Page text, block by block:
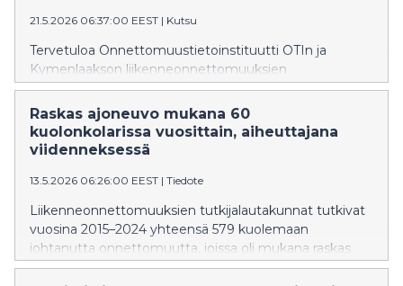
klo 11 Pohjola-taloon 8. kerrokseen,
Kauppamiehenkatu 4, Kouvola.
21.5.2026 06:37:00 EEST | Kutsu
Tervetuloa Onnettomuustietoinstituutti OTIn ja
Kymenlaakson liikenneonnettomuuksien
tutkijalautakunnan mediatilaisuuteen tiistaina 26.5.2026
klo 11 Pohjola-taloon 8. kerrokseen,
Kauppamiehenkatu 4, Kouvola. (Huom. osoite korjattu,
ilmoitettu aiemmin virheellisesti Valimotien
Raskas ajoneuvo mukana 60
kuolonkolarissa vuosittain, aiheuttajana
viidenneksessä
13.5.2026 06:26:00 EEST | Tiedote
Liikenneonnettomuuksien tutkijalautakunnat tutkivat
vuosina 2015–2024 yhteensä 579 kuolemaan
johtanutta onnettomuutta, joissa oli mukana raskas
ajoneuvo eli kuorma-auto tai linja-auto. Raskaiden